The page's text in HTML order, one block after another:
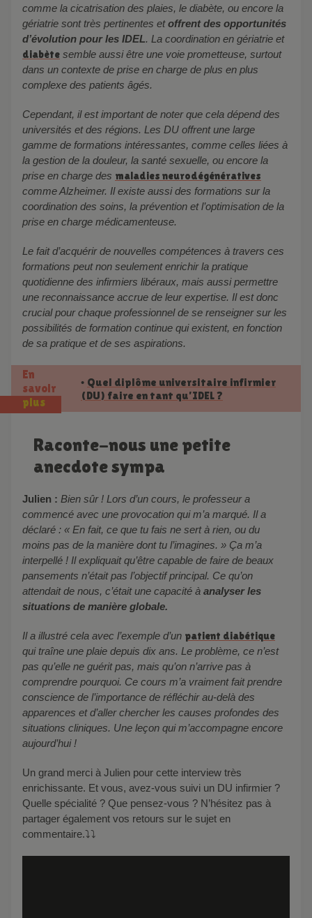
comme la cicatrisation des plaies, le diabète, ou encore la
gériatrie sont très pertinentes etoffrent des opportunités
d’évolution pour les IDEL. La coordination en gériatrie et
diabète semble aussi être une voie prometteuse, surtout
dans un contexte de prise en charge de plus en plus
complexe des patients âgés.
Cependant, il est important de noter que cela dépend des
universités et des régions. Les DU offrent une large
gamme de formations intéressantes, comme celles liées à
la gestion de la douleur, la santé sexuelle, ou encore la
prise en charge des maladies neurodégénératives
comme Alzheimer. Il existe aussi des formations sur la
coordination des soins, la prévention et l’optimisation de la
prise en charge médicamenteuse.
Le fait d’acquérir de nouvelles compétences à travers ces
formations peut non seulement enrichir la pratique
quotidienne des infirmiers libéraux, mais aussi permettre
une reconnaissance accrue de leur expertise. Il est donc
crucial pour chaque professionnel de se renseigner sur les
possibilités de formation continue qui existent, en fonction
de sa pratique et de ses aspirations.
En
savoir
plus
• Quel diplôme universitaire infirmier
(DU) faire en tant qu’IDEL ?
Raconte-nous une petite
anecdote sympa
Julien : Bien sûr ! Lors d’un cours, le professeur a
commencé avec une provocation qui m’a marqué. Il a
déclaré : « En fait, ce que tu fais ne sert à rien, ou du
moins pas de la manière dont tu l’imagines. » Ça m’a
interpellé ! Il expliquait qu’être capable de faire de beaux
pansements n’était pas l’objectif principal. Ce qu’on
attendait de nous, c’était une capacité à analyser les
situations de manière globale.
Il a illustré cela avec l’exemple d’un patient diabétique
qui traîne une plaie depuis dix ans. Le problème, ce n’est
pas qu’elle ne guérit pas, mais qu’on n’arrive pas à
comprendre pourquoi. Ce cours m’a vraiment fait prendre
conscience de l’importance de réfléchir au-delà des
apparences et d’aller chercher les causes profondes des
situations cliniques. Une leçon qui m’accompagne encore
aujourd’hui !
Un grand merci à Julien pour cette interview très
enrichissante. Et vous, avez-vous suivi un DU infirmier ?
Quelle spécialité ? Que pensez-vous ? N’hésitez pas à
partager également vos retours sur le sujet en
commentaire.⤵️⤵️